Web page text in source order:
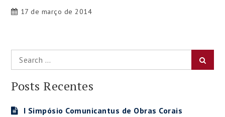
17 de março de 2014
Search
for:
Posts Recentes
I Simpósio Comunicantus de Obras Corais